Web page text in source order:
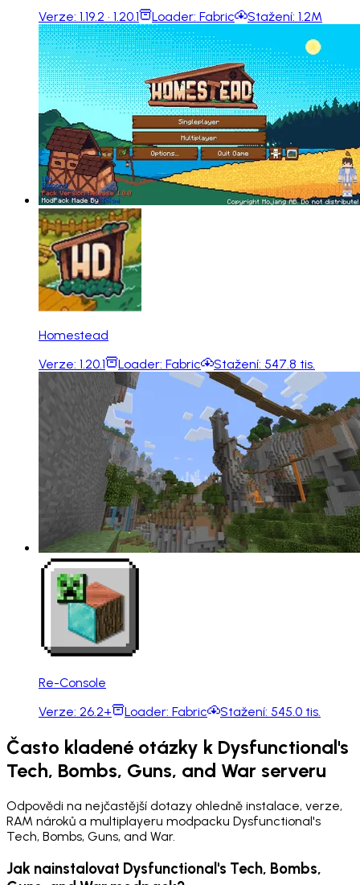
Verze: 1.19.2 · 1.20.1 Loader: Fabric Stažení: 1.2M
Homestead
Verze: 1.20.1 Loader: Fabric Stažení: 547.8 tis.
Re-Console
Verze: 26.2+ Loader: Fabric Stažení: 545.0 tis.
Často kladené otázky k Dysfunctional's
Tech, Bombs, Guns, and War serveru
Odpovědi na nejčastější dotazy ohledně instalace, verze,
RAM nároků a multiplayeru modpacku Dysfunctional's
Tech, Bombs, Guns, and War.
Jak nainstalovat Dysfunctional's Tech, Bombs,